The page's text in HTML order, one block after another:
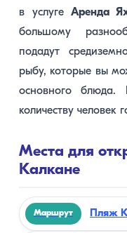
в услугеАренда
большому
подадут
рыбу, которые вы
основного
количеству человек
Места для
Калкане
Маршрут Пляж